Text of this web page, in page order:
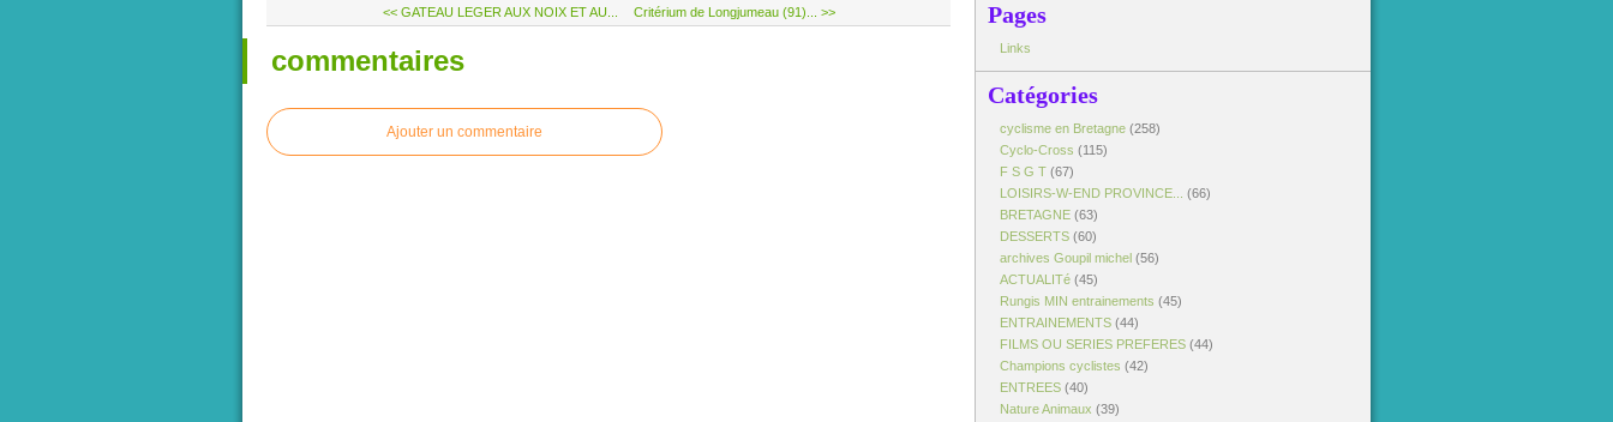
<< GATEAU LEGER AUX NOIX ET AU... Critérium de Longjumeau (91)... >>
commentaires
Ajouter un commentaire
Pages
Links
Catégories
cyclisme en Bretagne (258)
Cyclo-Cross (115)
F S G T (67)
LOISIRS-W-END PROVINCE...
(66)
BRETAGNE (63)
DESSERTS (60)
archives Goupil michel (56)
ACTUALITé (45)
Rungis MIN entrainements (45)
ENTRAINEMENTS (44)
FILMS OU SERIES PREFERES (44)
Champions cyclistes (42)
ENTREES (40)
Nature Animaux (39)